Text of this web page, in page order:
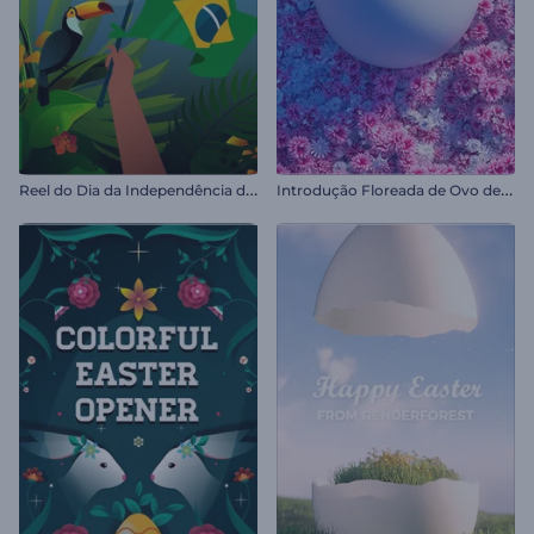
R
eel do Dia da Independência do Brasil I
ntrodução Floreada de Ovo de Páscoa